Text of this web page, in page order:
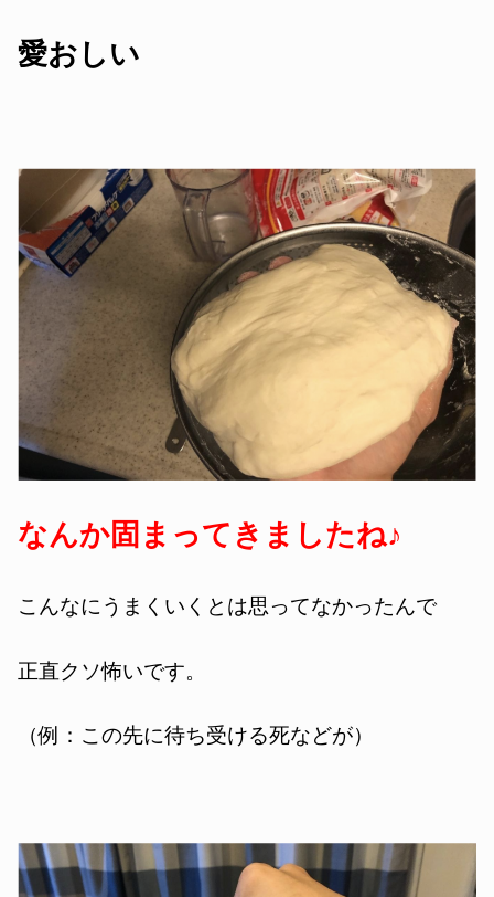
愛おしい
なんか固まってきましたね♪
こんなにうまくいくとは思ってなかったんで
正直クソ怖いです。
（例：この先に待ち受ける死などが）